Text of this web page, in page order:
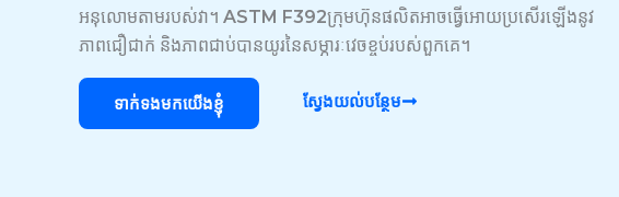
អនុលោមតាមរបស់វា។ ASTM F392ក្រុមហ៊ុនផលិតអាចធ្វើអោយប្រសើរឡើងនូវ
ភាពជឿជាក់ និងភាពជាប់បានយូរនៃសម្ភារៈវេចខ្ចប់របស់ពួកគេ។
ទាក់ទងមកយើងខ្ញុំ ស្វែងយល់បន្ថែម